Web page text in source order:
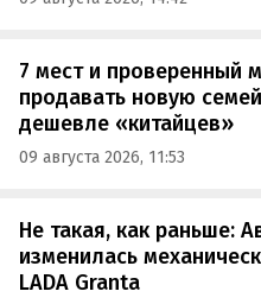
7 мест и проверенный
продавать новую
дешевле «китайцев»
09 августа 2026, 11:53
Не такая, как раньше:
изменилась
LADA Granta